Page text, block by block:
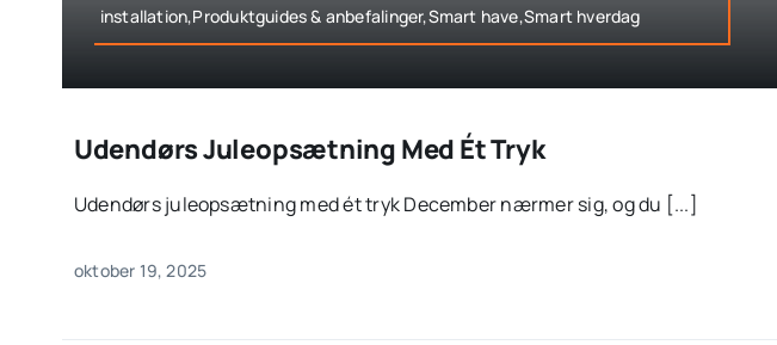
installation,Produktguides & anbefalinger,Smart have,Smart hverdag
Udendørs Juleopsætning Med Ét Tryk
Udendørs juleopsætning med ét tryk December nærmer sig, og du [...]
oktober 19, 2025